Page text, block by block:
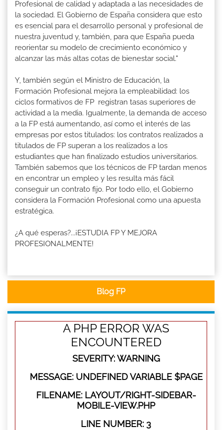
Profesional de calidad y adaptada a las necesidades de
la sociedad. El Gobierno de España considera que esto
es esencial para el desarrollo personal y profesional de
nuestra juventud y, también, para que España pueda
reorientar su modelo de crecimiento económico y
alcanzar las más altas cotas de bienestar social."
Y, también según el Ministro de Educación, la
Formación Profesional mejora la empleabilidad: los
ciclos formativos de FP registran tasas superiores de
actividad a la media. Igualmente, la demanda de acceso
a la FP está aumentando, así como el interés de las
empresas por estos titulados: los contratos realizados a
titulados de FP superan a los realizados a los
estudiantes que han finalizado estudios universitarios.
También sabemos que los técnicos de FP tardan menos
en encontrar un empleo y les resulta más fácil
conseguir un contrato fijo. Por todo ello, el Gobierno
considera la Formación Profesional como una apuesta
estratégica.
¿A qué esperas?...¡ESTUDIA FP Y MEJORA
PROFESIONALMENTE!
Blog FP
A PHP ERROR WAS
ENCOUNTERED
SEVERITY: WARNING
MESSAGE: UNDEFINED VARIABLE $PAGE
FILENAME: LAYOUT/RIGHT-SIDEBAR-
MOBILE-VIEW.PHP
LINE NUMBER: 3